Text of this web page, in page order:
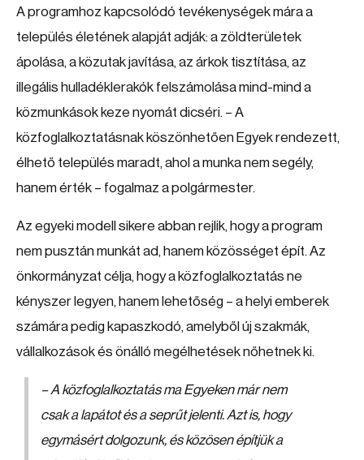
A programhoz kapcsolódó tevékenységek mára a
település életének alapját adják: a zöldterületek
ápolása, a közutak javítása, az árkok tisztítása, az
illegális hulladéklerakók felszámolása mind-mind a
közmunkások keze nyomát dicséri. – A
közfoglalkoztatásnak köszönhetően Egyek rendezett,
élhető település maradt, ahol a munka nem segély,
hanem érték – fogalmaz a polgármester.
Az egyeki modell sikere abban rejlik, hogy a program
nem pusztán munkát ad, hanem közösséget épít. Az
önkormányzat célja, hogy a közfoglalkoztatás ne
kényszer legyen, hanem lehetőség – a helyi emberek
számára pedig kapaszkodó, amelyből új szakmák,
vállalkozások és önálló megélhetések nőhetnek ki.
– A közfoglalkoztatás ma Egyeken már nem
csak a lapátot és a seprűt jelenti. Azt is, hogy
egymásért dolgozunk, és közösen építjük a